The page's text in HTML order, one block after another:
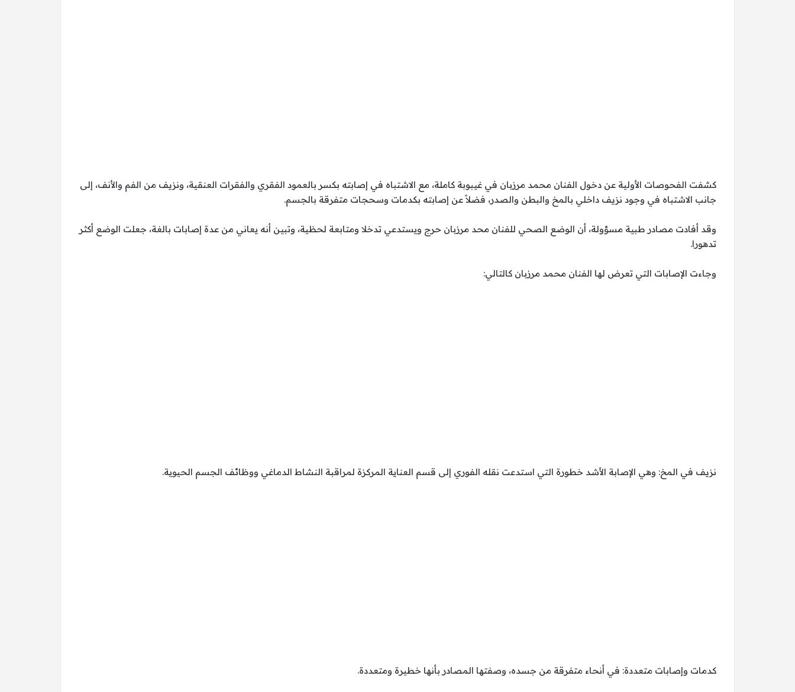
كشفت الفحوصات الأولية عن دخول الفنان محمد مرزبان في غيبوبة كاملة، مع الاشتباه في إصابته بكسر بالعمود الفقري والفقرات العنقية، ونزيف من الفم والأنف، إلى
جانب الاشتباه في وجود نزيف داخلي بالمخ والبطن والصدر، فضلاً عن إصابته بكدمات وسحجات متفرقة بالجسم.
وقد أفادت مصادر طبية مسؤولة، أن الوضع الصحي للفنان محد مرزبان حرج ويستدعي تدخلا ومتابعة لحظية، وتبين أنه يعاني من عدة إصابات بالغة، جعلت الوضع أكثر
تدهورا.
وجاءت الإصابات التي تعرض لها الفنان محمد مرزبان كالتالي:
نزيف في المخ: وهي الإصابة الأشد خطورة التي استدعت نقله الفوري إلى قسم العناية المركزة لمراقبة النشاط الدماغي ووظائف الجسم الحيوية.
كدمات وإصابات متعددة: في أنحاء متفرقة من جسده، وصفتها المصادر بأنها خطيرة ومتعددة.